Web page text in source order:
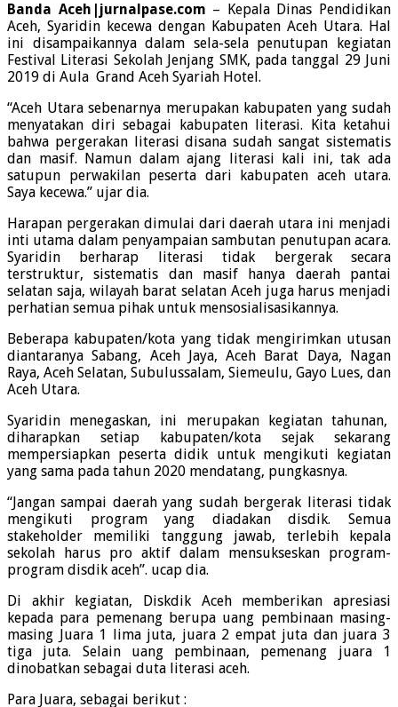
Banda Aceh|jurnalpase.com – Kepala Dinas Pendidikan
Aceh, Syaridin kecewa dengan Kabupaten Aceh Utara. Hal
ini disampaikannya dalam sela-sela penutupan kegiatan
Festival Literasi Sekolah Jenjang SMK, pada tanggal 29 Juni
2019 di Aula Grand Aceh Syariah Hotel.
“Aceh Utara sebenarnya merupakan kabupaten yang sudah
menyatakan diri sebagai kabupaten literasi. Kita ketahui
bahwa pergerakan literasi disana sudah sangat sistematis
dan masif. Namun dalam ajang literasi kali ini, tak ada
satupun perwakilan peserta dari kabupaten aceh utara.
Saya kecewa.” ujar dia.
Harapan pergerakan dimulai dari daerah utara ini menjadi
inti utama dalam penyampaian sambutan penutupan acara.
Syaridin berharap literasi tidak bergerak secara
terstruktur, sistematis dan masif hanya daerah pantai
selatan saja, wilayah barat selatan Aceh juga harus menjadi
perhatian semua pihak untuk mensosialisasikannya.
Beberapa kabupaten/kota yang tidak mengirimkan utusan
diantaranya Sabang, Aceh Jaya, Aceh Barat Daya, Nagan
Raya, Aceh Selatan, Subulussalam, Siemeulu, Gayo Lues, dan
Aceh Utara.
Syaridin menegaskan, ini merupakan kegiatan tahunan,
diharapkan setiap kabupaten/kota sejak sekarang
mempersiapkan peserta didik untuk mengikuti kegiatan
yang sama pada tahun 2020 mendatang, pungkasnya.
“Jangan sampai daerah yang sudah bergerak literasi tidak
mengikuti program yang diadakan disdik. Semua
stakeholder memiliki tanggung jawab, terlebih kepala
sekolah harus pro aktif dalam mensukseskan program-
program disdik aceh”. ucap dia.
Di akhir kegiatan, Diskdik Aceh memberikan apresiasi
kepada para pemenang berupa uang pembinaan masing-
masing Juara 1 lima juta, juara 2 empat juta dan juara 3
tiga juta. Selain uang pembinaan, pemenang juara 1
dinobatkan sebagai duta literasi aceh.
Para Juara, sebagai berikut :